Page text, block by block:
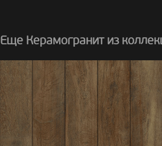
Еще Керамогранит из